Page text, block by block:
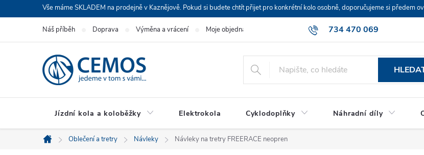
na
Vše máme SKLADEM na prodejně v Kaznějově. Pokud si budete chtít přijet pro konkrétní kolo osobně, doporučujeme si předem
734 470 069
Náš příběh Doprava Výměna a vrácení Moje objednávka
Jízdní kola a koloběžky Elektrokola Cyklodoplňky Náhradní díly
Domů
Oblečení a tretry Návleky Návleky na tretry FREERACE neopren